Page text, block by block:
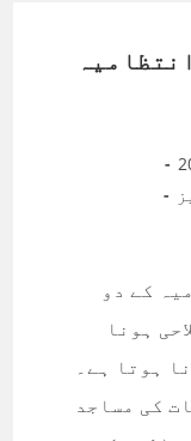
کے دو
ہونا
ہوتا ہے۔
کی مساجد